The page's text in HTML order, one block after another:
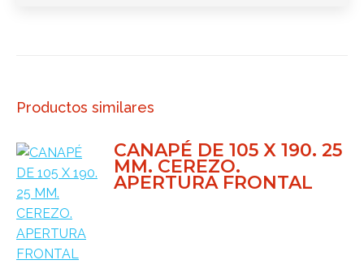
Productos similares
CANAPÉ DE 105 X 190. 25
MM. CEREZO.
APERTURA FRONTAL